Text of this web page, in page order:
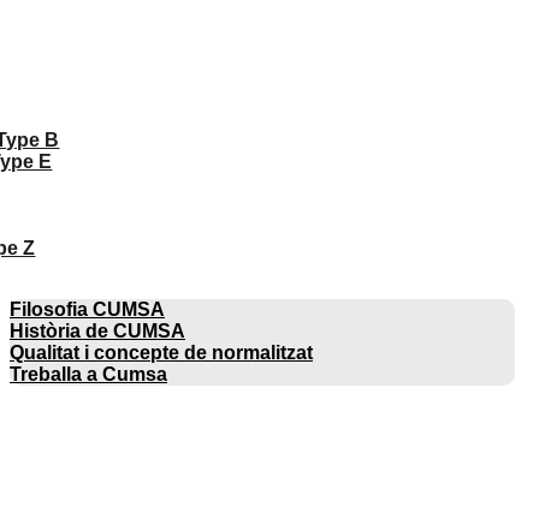
B
E
Z
Filosofia CUMSA
Història de CUMSA
Qualitat i concepte de normalitzat
Treballa a Cumsa